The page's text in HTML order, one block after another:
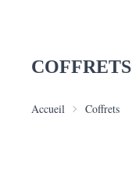
COFFRETS
Accueil Coffrets